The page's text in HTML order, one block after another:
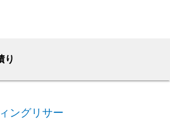
り
ングリサー